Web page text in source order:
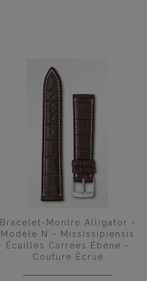
Bracelet-Montre Alligator -
Modèle N - Mississipiensis
Écailles Carrées Ébène -
Couture Écrue
Aperçu rapide